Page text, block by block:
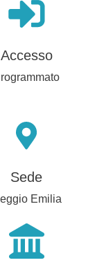
Accesso
Sede
Emilia